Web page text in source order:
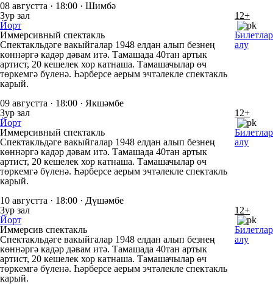
08 августта · 18:00 · Шимбә
Зур зал
Йорт
Иммерсивный спектакль
Спектакльдәге вакыйгалар 1948 елдан алып безнең
көннәргә кадәр дәвам итә. Тамашада 40тан артык
артист, 20 кешелек хор катнаша. Тамашачылар өч
төркемгә бүленә. Һәрберсе аерым эчтәлекле спектакль
карый.
12+
Билетлар
алу
09 августта · 18:00 · Якшәмбе
Зур зал
Йорт
Иммерсивный спектакль
Спектакльдәге вакыйгалар 1948 елдан алып безнең
көннәргә кадәр дәвам итә. Тамашада 40тан артык
артист, 20 кешелек хор катнаша. Тамашачылар өч
төркемгә бүленә. Һәрберсе аерым эчтәлекле спектакль
карый.
12+
Билетлар
алу
10 августта · 18:00 · Дүшәмбе
Зур зал
Йорт
Иммерсив спектакль
Спектакльдәге вакыйгалар 1948 елдан алып безнең
көннәргә кадәр дәвам итә. Тамашада 40тан артык
артист, 20 кешелек хор катнаша. Тамашачылар өч
төркемгә бүленә. Һәрберсе аерым эчтәлекле спектакль
карый.
12+
Билетлар
алу